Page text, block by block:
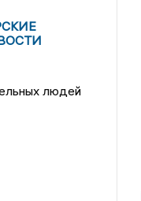
людей